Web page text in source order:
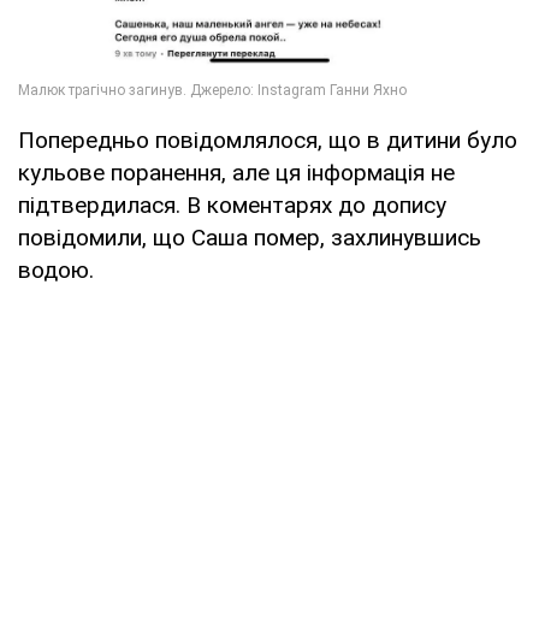
Попередньо повідомлялося, що в дитини було
кульове поранення, але ця інформація не
підтвердилася. В коментарях до допису
повідомили, що Саша помер, захлинувшись
водою.